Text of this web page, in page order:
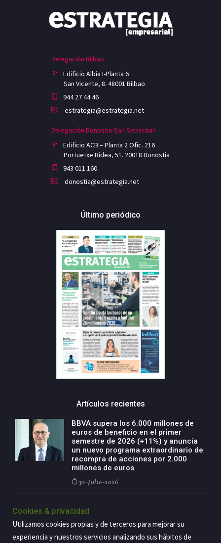
Delegación Bilbao
Edificio Albia I-Planta 6
San Vicente, 8. 48001 Bilbao
944 27 44 46
estrategia@estrategia.net
Delegación Donostia-San Sebastian
Edificio ACB – Planta 2 Ofic. 216
Portuetxe Bidea, 51. 20018 Donostia
943 011 160
donostia@estrategia.net
Último periódico
Artículos recientes
BBVA supera los 6.000 millones de
euros de beneficio en el primer
semestre de 2026 (+11%) y anuncia
un nuevo programa extraordinario de
recompra de acciones por 2.000
millones de euros
30-Julio-2026
BBVA acelera el crecimiento de su
negocio agro con un modelo global
de especialización presente en siete
Cookies & privacidad
Utilizamos cookies propias y de terceros para mejorar su
experiencia y nuestros servicios analizando sus hábitos de